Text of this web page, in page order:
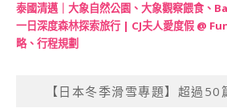
泰國清邁｜大象自然公園、大象觀察餵食、
一日深度森林探索旅行 | CJ夫人愛度假 @
略、行程規劃
【日本冬季滑雪專題】超過